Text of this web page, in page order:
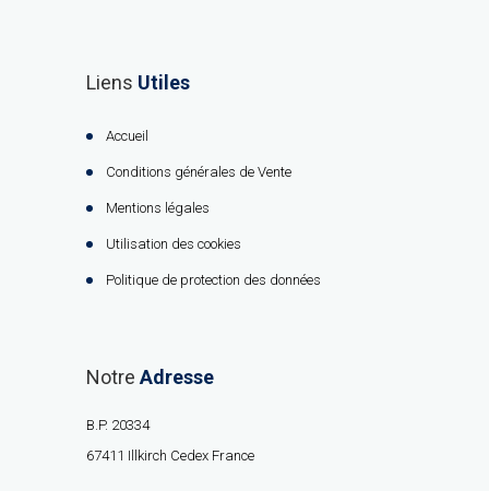
Liens Utiles
Accueil
Conditions générales de Vente
Mentions légales
Utilisation des cookies
Politique de protection des données
Notre Adresse
B.P. 20334
67411 Illkirch Cedex France